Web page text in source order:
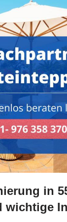
in
wichtige